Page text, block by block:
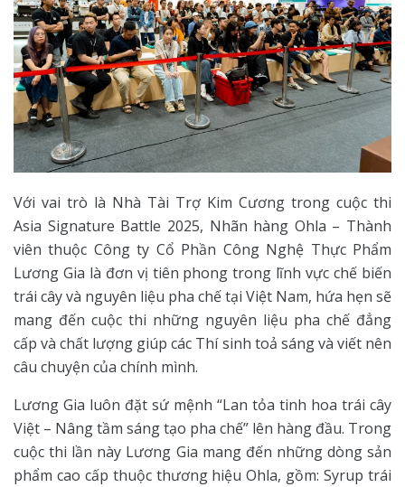
Với vai trò là Nhà Tài Trợ Kim Cương trong cuộc thi
Asia Signature Battle 2025, Nhãn hàng Ohla – Thành
viên thuộc Công ty Cổ Phần Công Nghệ Thực Phẩm
Lương Gia là đơn vị tiên phong trong lĩnh vực chế biến
trái cây và nguyên liệu pha chế tại Việt Nam, hứa hẹn sẽ
mang đến cuộc thi những nguyên liệu pha chế đẳng
cấp và chất lượng giúp các Thí sinh toả sáng và viết nên
câu chuyện của chính mình.
Lương Gia luôn đặt sứ mệnh “Lan tỏa tinh hoa trái cây
Việt – Nâng tầm sáng tạo pha chế” lên hàng đầu. Trong
cuộc thi lần này Lương Gia mang đến những dòng sản
phẩm cao cấp thuộc thương hiệu Ohla, gồm: Syrup trái